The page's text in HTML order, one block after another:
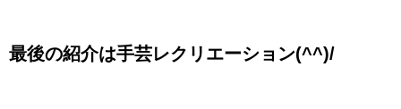
最後の紹介は手芸レクリエーション(^^)/